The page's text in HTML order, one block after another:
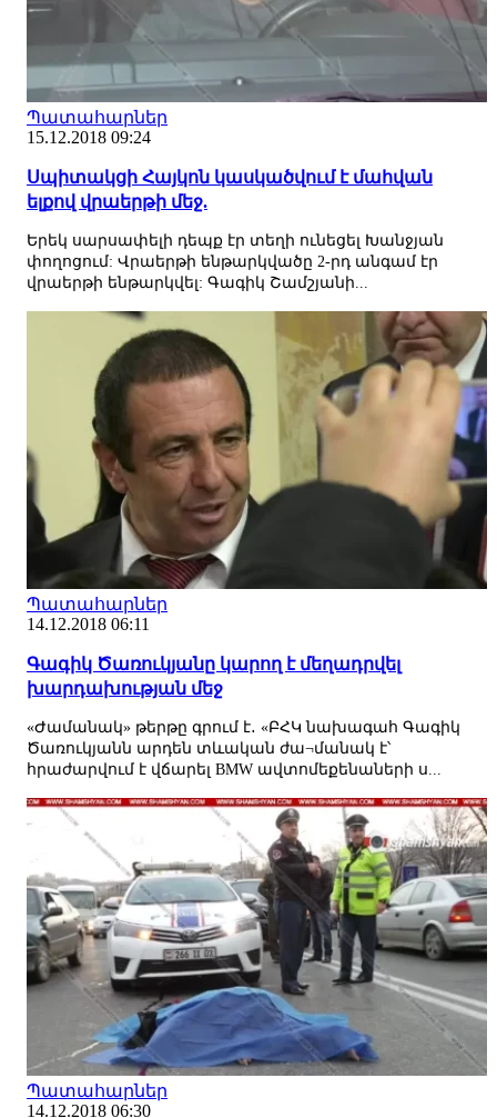
Պատահարներ
15.12.2018 09:24
Սպիտակցի Հայկոն կասկածվում է մահվան
ելքով վրաերթի մեջ.
Երեկ սարսափելի դեպք էր տեղի ունեցել Խանջյան
փողոցում: Վրաերթի ենթարկվածը 2-րդ անգամ էր
վրաերթի ենթարկվել: Գագիկ Շամշյանի...
Պատահարներ
14.12.2018 06:11
Գագիկ Ծառուկյանը կարող է մեղադրվել
խարդախության մեջ
«Ժամանակ» թերթը գրում է․ «ԲՀԿ նախագահ Գագիկ
Ծառուկյանն արդեն տևական ժա¬մանակ է՝
հրաժարվում է վճարել BMW ավտոմեքենաների ս...
Պատահարներ
14.12.2018 06:30